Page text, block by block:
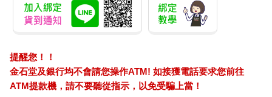
辛勤地培養出學者名家的故事。
日記裡的記載只有這樣，後來海源重新謄出的電子稿中，特別把
體吧。上海父親說的還是滬語，只是盡量用北京音校正，聽起來
稍微像標準國音。徐留雲一開口雖還是上海話為底，則已經是眷
村融合出的變種川語，有上一個移居地的底子，海源跟著老媽講
提醒您！！
金石堂及銀行均不會請您操作ATM! 如接獲電話要求您前往
ATM提款機，請不要聽從指示，以免受騙上當！